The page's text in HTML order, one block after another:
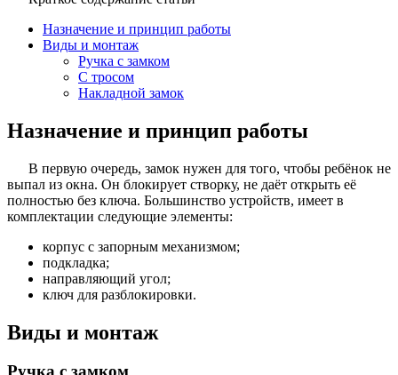
Назначение и принцип работы
Виды и монтаж
Ручка с замком
С тросом
Накладной замок
Назначение и принцип работы
В первую очередь, замок нужен для того, чтобы ребёнок не
выпал из окна. Он блокирует створку, не даёт открыть её
полностью без ключа. Большинство устройств, имеет в
комплектации следующие элементы:
корпус с запорным механизмом;
подкладка;
направляющий угол;
ключ для разблокировки.
Виды и монтаж